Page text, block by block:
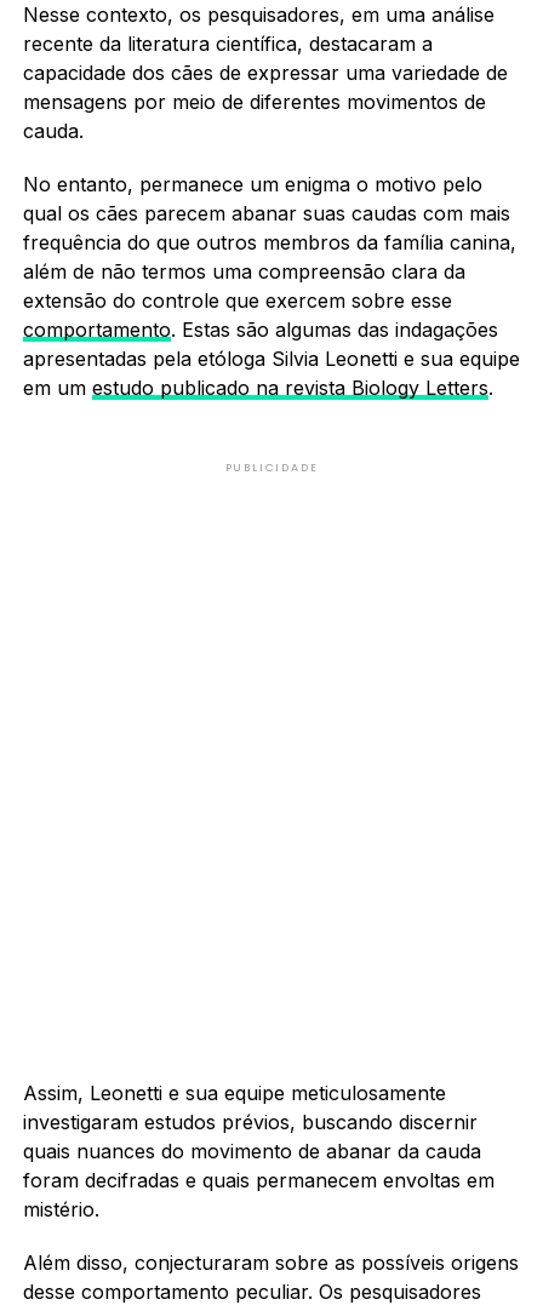
Nesse contexto, os pesquisadores, em uma análise
recente da literatura científica, destacaram a
capacidade dos cães de expressar uma variedade de
mensagens por meio de diferentes movimentos de
cauda.
No entanto, permanece um enigma o motivo pelo
qual os cães parecem abanar suas caudas com mais
frequência do que outros membros da família canina,
além de não termos uma compreensão clara da
extensão do controle que exercem sobre esse
comportamento. Estas são algumas das indagações
apresentadas pela etóloga Silvia Leonetti e sua equipe
em um estudo publicado na revista Biology Letters.
PUBLICIDADE
Assim, Leonetti e sua equipe meticulosamente
investigaram estudos prévios, buscando discernir
quais nuances do movimento de abanar da cauda
foram decifradas e quais permanecem envoltas em
mistério.
Além disso, conjecturaram sobre as possíveis origens
desse comportamento peculiar. Os pesquisadores